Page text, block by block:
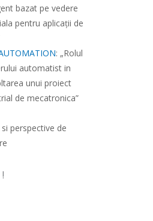
bazat pe vedere
pentru aplicații de
: „Rolul
automatist in
unui proiect
de mecatronica”
perspective de